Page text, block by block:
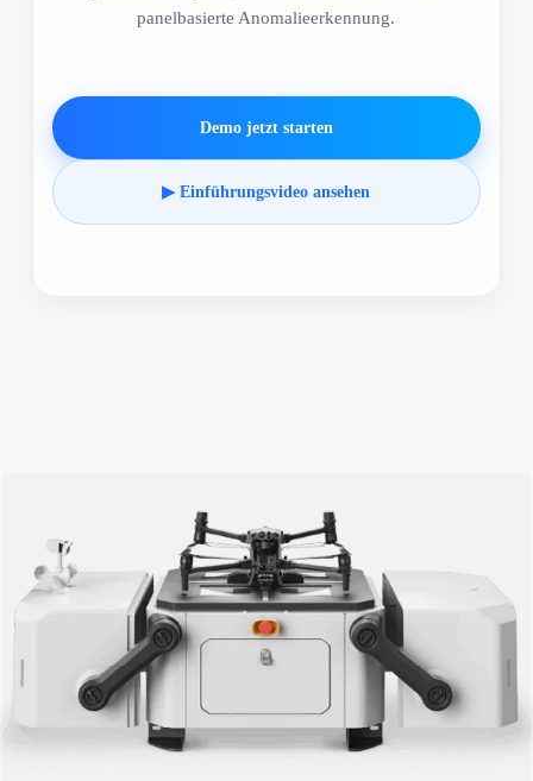
panelbasierte Anomalieerkennung.
Demo jetzt starten
▶ Einführungsvideo ansehen